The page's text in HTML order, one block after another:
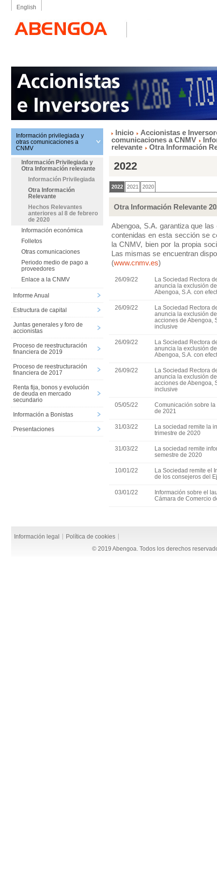
English
Información privilegiada y
otras comunicaciones a
CNMV
Información Privilegiada y
Otra Información relevante
Información Privilegiada
Otra Información
Relevante
Hechos Relevantes
anteriores al 8 de febrero
de 2020
Información económica
Folletos
Otras comunicaciones
Periodo medio de pago a
proveedores
Enlace a la CNMV
Informe Anual
Estructura de capital
Juntas generales y foro de
accionistas
Proceso de reestructuración
financiera de 2019
Proceso de reestructuración
financiera de 2017
Renta fija, bonos y evolución
de deuda en mercado
secundario
Información a Bonistas
Presentaciones
Inicio
Accionistas e
comunicaciones a CNMV
relevante
Otra Información
2022
2022 2021 2020
Otra Información Relevante
Abengoa, S.A. garantiza que
contenidas en esta sección se
la CNMV, bien por la propia
Las mismas se encuentran
(www.cnmv.es)
26/09/22
La Sociedad Rectora
anuncia la exclusión
Abengoa, S.A. con
26/09/22
La Sociedad Rectora
anuncia la exclusión
acciones de Abengoa,
inclusive
26/09/22
La Sociedad Rectora
anuncia la exclusión
Abengoa, S.A. con
26/09/22
La Sociedad Rectora
anuncia la exclusión
acciones de Abengoa,
inclusive
05/05/22
Comunicación sobre
de 2021
31/03/22
La sociedad remite la
trimestre de 2020
31/03/22
La sociedad remite
semestre de 2020
10/01/22
La Sociedad remite el
de los consejeros del
03/01/22
Información sobre el
Cámara de Comercio
Información legal Política de cookies
© 2019 Abengoa. Todos los derechos